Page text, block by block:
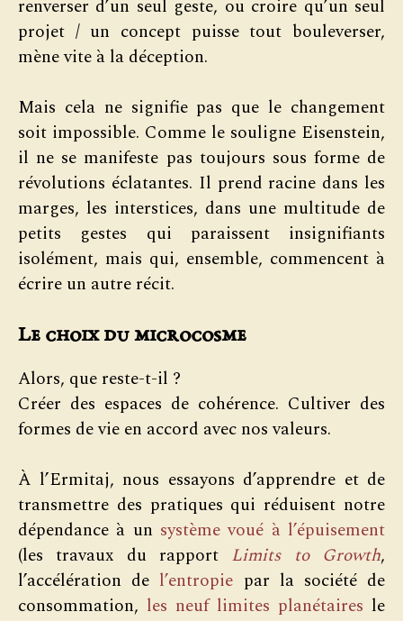
renverser d’un seul geste, ou croire qu’un seul
projet / un concept puisse tout bouleverser,
mène vite à la déception.
Mais cela ne signifie pas que le changement
soit impossible. Comme le souligne Eisenstein,
il ne se manifeste pas toujours sous forme de
révolutions éclatantes. Il prend racine dans les
marges, les interstices, dans une multitude de
petits gestes qui paraissent insignifiants
isolément, mais qui, ensemble, commencent à
écrire un autre récit.
Le choix du microcosme
Alors, que reste-t-il ?
Créer des espaces de cohérence. Cultiver des
formes de vie en accord avec nos valeurs.
À l’Ermitaj, nous essayons d’apprendre et de
transmettre des pratiques qui réduisent notre
dépendance à un système voué à l’épuisement
(les travaux du rapport Limits to Growth,
l’accélération de l’entropie par la société de
consommation, les neuf limites planétaires le